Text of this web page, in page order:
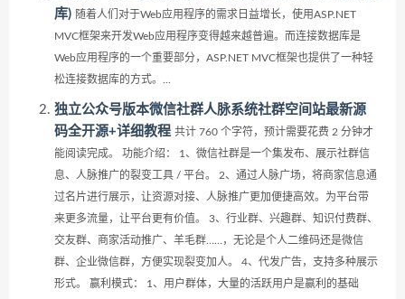
库) 随着人们对于Web应用程序的需求日益增长，使用ASP.NET
MVC框架来开发Web应用程序变得越来越普遍。而连接数据库是
Web应用程序的一个重要部分，ASP.NET MVC框架也提供了一种轻
松连接数据库的方式。...
独立公众号版本微信社群人脉系统社群空间站最新源
码全开源+详细教程 共计 760 个字符，预计需要花费 2 分钟才
能阅读完成。 功能介绍： 1、微信社群是一个集发布、展示社群信
息、人脉推广的裂变工具 / 平台。 2、通过人脉广场，将商家信息通
过名片进行展示，让资源对接、人脉推广更加便捷高效。为平台带
来更多流量，让平台更有价值。 3、行业群、兴趣群、知识付费群、
交友群、商家活动推广、羊毛群……，无论是个人二维码还是微信
群、企业微信群，方便实现裂变加人。 4、代发广告，支持多种展示
形式。 赢利模式： 1、用户群体，大量的活跃用户是赢利的基础